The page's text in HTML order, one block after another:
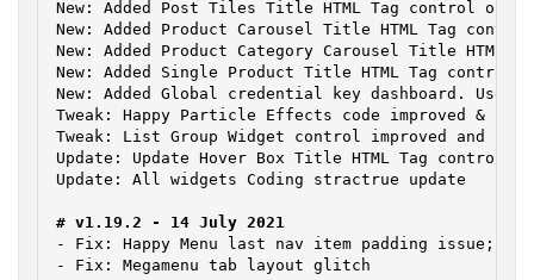
New: Added Post Tiles Title HTML Tag control
New: Added Product Carousel Title HTML Tag
New: Added Product Category Carousel Title HTML
New: Added Single Product Title HTML Tag control
New: Added Global credential key dashboard.
Tweak: Happy Particle Effects code improved &
Tweak: List Group Widget control improved and
Update: Update Hover Box Title HTML Tag control
Update: All widgets Coding stractrue update
- Fix: Happy Menu last nav item padding issue;
- Fix: Megamenu tab layout glitch